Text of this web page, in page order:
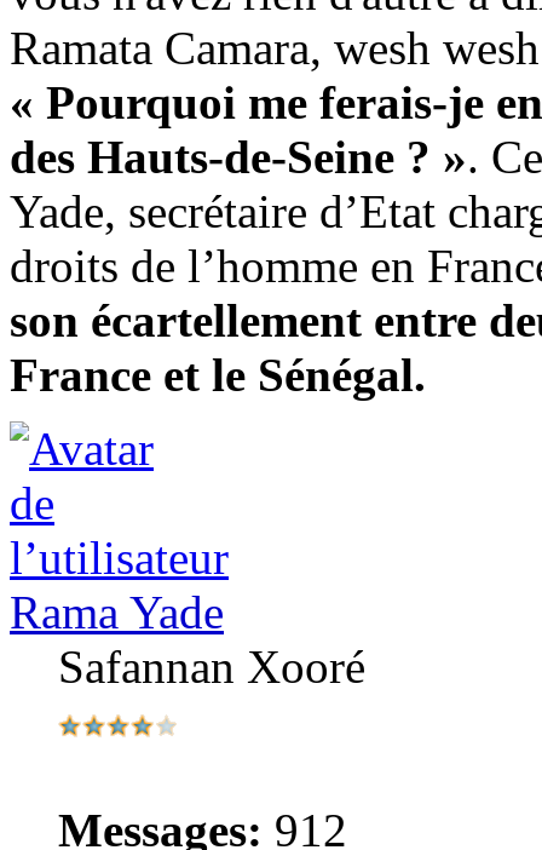
Ramata Camara, wesh wesh
« Pourquoi me ferais-je
des Hauts-de-Seine ? ».
Yade, secrétaire d’Etat
droits de l’homme en
son écartellement entre
France et le Sénégal.
Rama Yade
Safannan Xooré
Messages: 912